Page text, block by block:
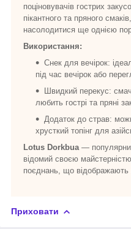
поціновувачів гострих
пікантного та пряного
насолодитися ще однією
Використання:
Снек для вечірок:
під час вечірок або
Швидкий перекус:
любить гострі та пряні
Додаток до страв:
хрусткий топінг для
Lotus Dorkbua —
відомий своєю
поєднань, що відображають
Приховати